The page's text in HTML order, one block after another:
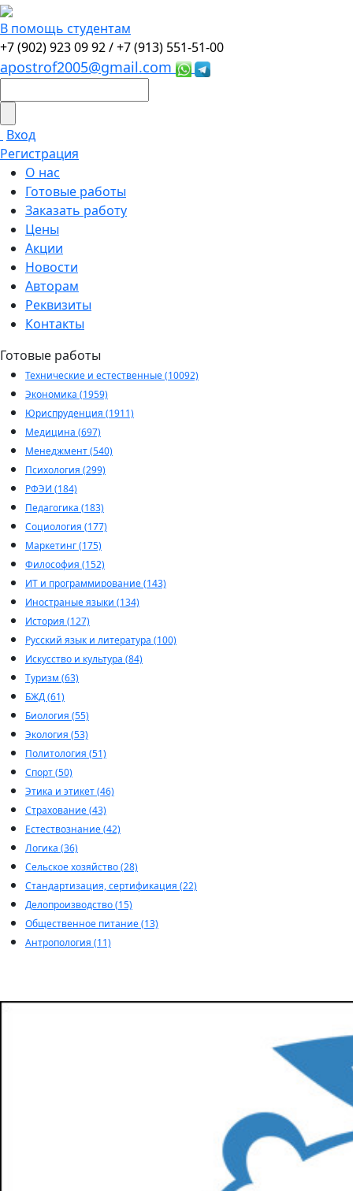
В помощь студентам
+7 (902) 923 09 92 /+7 (913) 551-51-00
apostrof2005@gmail.com
Вход
Регистрация
О нас
Готовые работы
Заказать работу
Цены
Акции
Новости
Авторам
Реквизиты
Контакты
Готовые работы
Технические и естественные (10092)
Экономика (1959)
Юриспруденция (1911)
Медицина (697)
Менеджмент (540)
Психология (299)
РФЭИ (184)
Педагогика (183)
Социология (177)
Маркетинг (175)
Философия (152)
ИТ и программирование (143)
Иностраные языки (134)
История (127)
Русский язык и литература (100)
Искусство и культура (84)
Туризм (63)
БЖД (61)
Биология (55)
Экология (53)
Политология (51)
Спорт (50)
Этика и этикет (46)
Страхование (43)
Естествознание (42)
Логика (36)
Сельское хозяйство (28)
Стандартизация, сертификация (22)
Делопроизводство (15)
Общественное питание (13)
Антропология (11)